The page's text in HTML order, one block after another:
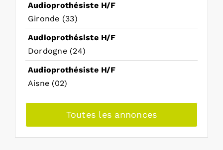
Audioprothésiste H/F
Gironde (33)
Audioprothésiste H/F
Dordogne (24)
Audioprothésiste H/F
Aisne (02)
Toutes les annonces